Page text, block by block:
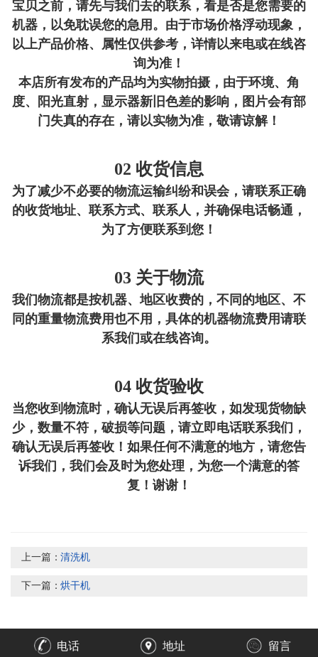
宝贝之前，请先与我们去的联系，看是否是您需要的
机器，以免耽误您的急用。由于市场价格浮动现象，
以上产品价格、属性仅供参考，详情以来电或在线咨
询为准！
本店所有发布的产品均为实物拍摄，由于环境、角
度、阳光直射，显示器新旧色差的影响，图片会有部
门失真的存在，请以实物为准，敬请谅解！
02 收货信息
为了减少不必要的物流运输纠纷和误会，请联系正确
的收货地址、联系方式、联系人，并确保电话畅通，
为了方便联系到您！
03 关于物流
我们物流都是按机器、地区收费的，不同的地区、不
同的重量物流费用也不用，具体的机器物流费用请联
系我们或在线咨询。
04 收货验收
当您收到物流时，确认无误后再签收，如发现货物缺
少，数量不符，破损等问题，请立即电话联系我们，
确认无误后再签收！如果任何不满意的地方，请您告
诉我们，我们会及时为您处理，为您一个满意的答
复！谢谢！
上一篇：清洗机
下一篇：烘干机
电话 地址 留言